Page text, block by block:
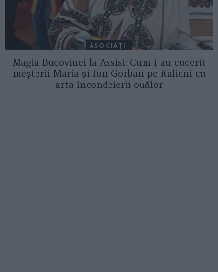
ASOCIAŢII
Magia Bucovinei la Assisi: Cum i-au cucerit
meșterii Maria și Ion Gorban pe italieni cu
arta încondeierii ouălor